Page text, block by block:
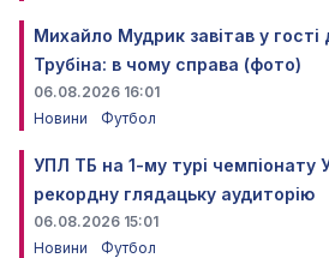
Михайло Мудрик завітав у гості
Трубіна: в чому справа (фото)
06.08.2026 16:01
Новини
Футбол
УПЛ ТБ на 1-му турі чемпіонату
рекордну глядацьку аудиторію
06.08.2026 15:01
Новини
Футбол